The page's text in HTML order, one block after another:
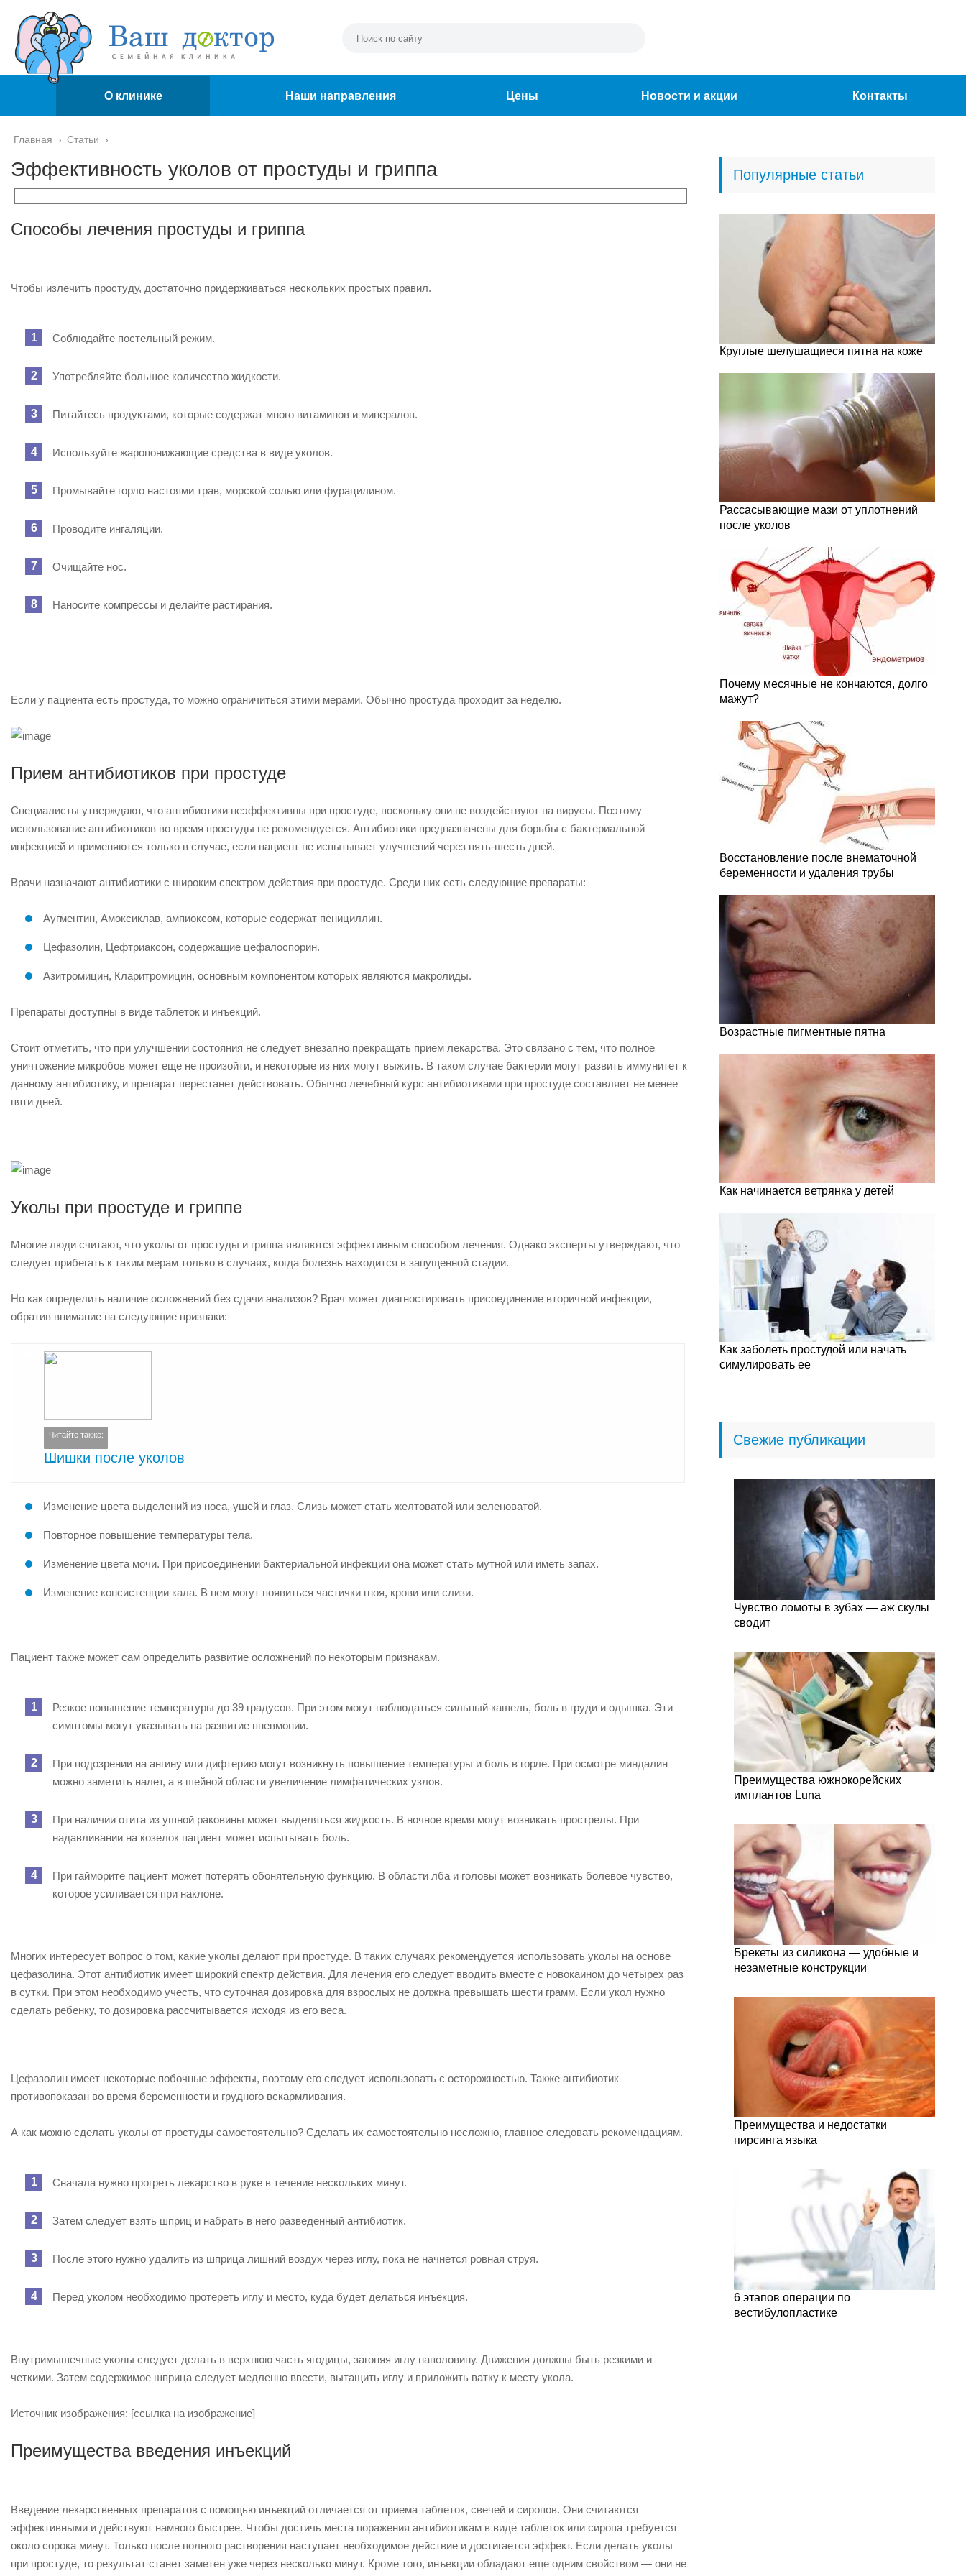
О клинике Наши направления Цены Новости и акции Контакты
Главная › Статьи ›
Эффективность уколов от простуды и гриппа
Способы лечения простуды и гриппа
Чтобы излечить простуду, достаточно придерживаться нескольких простых правил.
Соблюдайте постельный режим.
Употребляйте большое количество жидкости.
Питайтесь продуктами, которые содержат много витаминов и минералов.
Используйте жаропонижающие средства в виде уколов.
Промывайте горло настоями трав, морской солью или фурацилином.
Проводите ингаляции.
Очищайте нос.
Наносите компрессы и делайте растирания.
Если у пациента есть простуда, то можно ограничиться этими мерами. Обычно простуда проходит за неделю.
Прием антибиотиков при простуде
Специалисты утверждают, что антибиотики неэффективны при простуде, поскольку они не воздействуют на вирусы. Поэтому
использование антибиотиков во время простуды не рекомендуется. Антибиотики предназначены для борьбы с бактериальной
инфекцией и применяются только в случае, если пациент не испытывает улучшений через пять-шесть дней.
Врачи назначают антибиотики с широким спектром действия при простуде. Среди них есть следующие препараты:
Аугментин, Амоксиклав, ампиоксом, которые содержат пенициллин.
Цефазолин, Цефтриаксон, содержащие цефалоспорин.
Азитромицин, Кларитромицин, основным компонентом которых являются макролиды.
Препараты доступны в виде таблеток и инъекций.
Стоит отметить, что при улучшении состояния не следует внезапно прекращать прием лекарства. Это связано с тем, что полное
уничтожение микробов может еще не произойти, и некоторые из них могут выжить. В таком случае бактерии могут развить иммунитет к
данному антибиотику, и препарат перестанет действовать. Обычно лечебный курс антибиотиками при простуде составляет не менее
пяти дней.
Уколы при простуде и гриппе
Многие люди считают, что уколы от простуды и гриппа являются эффективным способом лечения. Однако эксперты утверждают, что
следует прибегать к таким мерам только в случаях, когда болезнь находится в запущенной стадии.
Но как определить наличие осложнений без сдачи анализов? Врач может диагностировать присоединение вторичной инфекции,
обратив внимание на следующие признаки:
Читайте также:
Шишки после уколов
Изменение цвета выделений из носа, ушей и глаз. Слизь может стать желтоватой или зеленоватой.
Повторное повышение температуры тела.
Изменение цвета мочи. При присоединении бактериальной инфекции она может стать мутной или иметь запах.
Изменение консистенции кала. В нем могут появиться частички гноя, крови или слизи.
Пациент также может сам определить развитие осложнений по некоторым признакам.
Резкое повышение температуры до 39 градусов. При этом могут наблюдаться сильный кашель, боль в груди и одышка. Эти
симптомы могут указывать на развитие пневмонии.
При подозрении на ангину или дифтерию могут возникнуть повышение температуры и боль в горле. При осмотре миндалин
можно заметить налет, а в шейной области увеличение лимфатических узлов.
При наличии отита из ушной раковины может выделяться жидкость. В ночное время могут возникать прострелы. При
надавливании на козелок пациент может испытывать боль.
При гайморите пациент может потерять обонятельную функцию. В области лба и головы может возникать болевое чувство,
которое усиливается при наклоне.
Многих интересует вопрос о том, какие уколы делают при простуде. В таких случаях рекомендуется использовать уколы на основе
цефазолина. Этот антибиотик имеет широкий спектр действия. Для лечения его следует вводить вместе с новокаином до четырех раз
в сутки. При этом необходимо учесть, что суточная дозировка для взрослых не должна превышать шести грамм. Если укол нужно
сделать ребенку, то дозировка рассчитывается исходя из его веса.
Цефазолин имеет некоторые побочные эффекты, поэтому его следует использовать с осторожностью. Также антибиотик
противопоказан во время беременности и грудного вскармливания.
А как можно сделать уколы от простуды самостоятельно? Сделать их самостоятельно несложно, главное следовать рекомендациям.
Сначала нужно прогреть лекарство в руке в течение нескольких минут.
Затем следует взять шприц и набрать в него разведенный антибиотик.
После этого нужно удалить из шприца лишний воздух через иглу, пока не начнется ровная струя.
Перед уколом необходимо протереть иглу и место, куда будет делаться инъекция.
Внутримышечные уколы следует делать в верхнюю часть ягодицы, загоняя иглу наполовину. Движения должны быть резкими и
четкими. Затем содержимое шприца следует медленно ввести, вытащить иглу и приложить ватку к месту укола.
Источник изображения: [ссылка на изображение]
Преимущества введения инъекций
Введение лекарственных препаратов с помощью инъекций отличается от приема таблеток, свечей и сиропов. Они считаются
эффективными и действуют намного быстрее. Чтобы достичь места поражения антибиотикам в виде таблеток или сиропа требуется
около сорока минут. Только после полного растворения наступает необходимое действие и достигается эффект. Если делать уколы
при простуде, то результат станет заметен уже через несколько минут. Кроме того, инъекции обладают еще одним свойством — они не
Популярные статьи
Круглые шелушащиеся пятна на коже
Рассасывающие мази от уплотнений
после уколов
Почему месячные не кончаются, долго
мажут?
Восстановление после внематочной
беременности и удаления трубы
Возрастные пигментные пятна
Как начинается ветрянка у детей
Как заболеть простудой или начать
симулировать ее
Свежие публикации
Чувство ломоты в зубах — аж скулы
сводит
Преимущества южнокорейских
имплантов Luna
Брекеты из силикона — удобные и
незаметные конструкции
Преимущества и недостатки
пирсинга языка
6 этапов операции по
вестибулопластике